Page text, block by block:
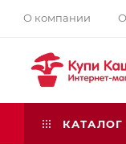
О компании
КАТАЛОГ